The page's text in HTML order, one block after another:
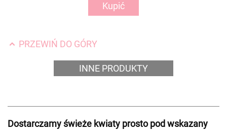
Kupić
PRZEWIŃ DO GÓRY
INNE PRODUKTY
Dostarczamy świeże kwiaty prosto pod wskazany